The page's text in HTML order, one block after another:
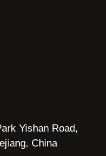
Yishan Road,
China